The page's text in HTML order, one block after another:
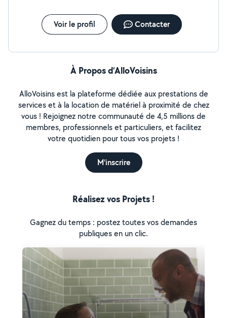
Voir le profil Contacter
À Propos d’AlloVoisins
AlloVoisins est la plateforme dédiée aux prestations de
services et à la location de matériel à proximité de chez
vous ! Rejoignez notre communauté de 4,5 millions de
membres, professionnels et particuliers, et facilitez
votre quotidien pour tous vos projets !
M'inscrire
Réalisez vos Projets !
Gagnez du temps : postez toutes vos demandes
publiques en un clic.